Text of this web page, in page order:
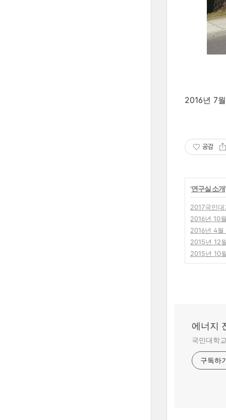
2016년 7
공감
'연구실 소개
2017국민대
2016년 10
2016년 4월
2015년 12
2015년 10
에너지
국민대학
구독하